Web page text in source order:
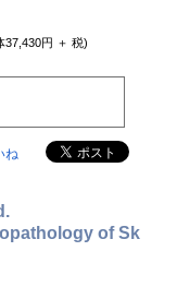
37,430円 ＋ 税)
ね
of Sk